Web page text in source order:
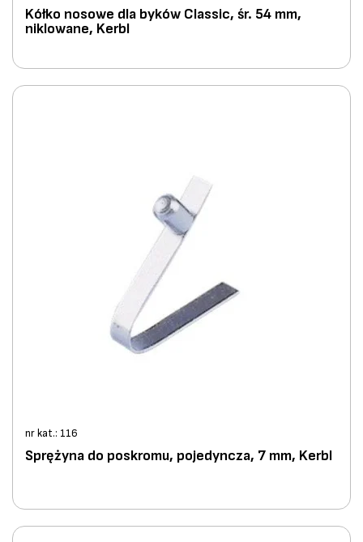
Kółko nosowe dla byków Classic, śr. 54 mm,
niklowane, Kerbl
nr kat.: 116
Sprężyna do poskromu, pojedyncza, 7 mm, Kerbl